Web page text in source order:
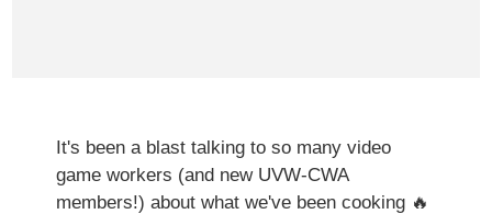
It's been a blast talking to so many video
game workers (and new UVW-CWA
members!) about what we've been cooking 🔥